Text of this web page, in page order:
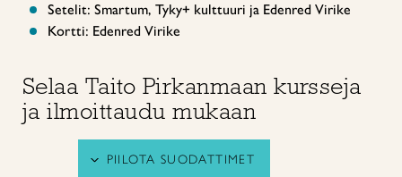
Setelit: Smartum, Tyky+ kulttuuri ja Edenred Virike
Kortti: Edenred Virike
Selaa Taito Pirkanmaan kursseja
ja ilmoittaudu mukaan
PIILOTA SUODATTIMET